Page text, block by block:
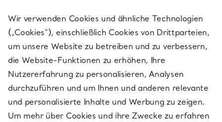
SERVICES
ÜBER TIFFANY & CO.
RECHTLICHE HINWEISE
Wir verwenden Cookies und ähnliche Technologien
(„Cookies“), einschließlich Cookies von Drittparteien,
um unsere Website zu betreiben und zu verbessern,
die Website-Funktionen zu erhöhen, Ihre
Nutzererfahrung zu personalisieren, Analysen
durchzuführen und um Ihnen und anderen relevante
und personalisierte Inhalte und Werbung zu zeigen.
Um mehr über Cookies und ihre Zwecke zu erfahren